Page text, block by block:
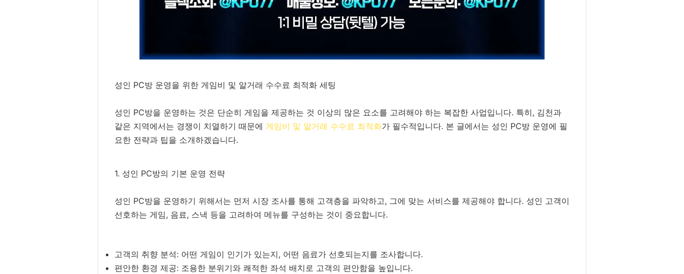
성인 PC방 운영을 위한 게임비 및 알거래 수수료 최적화 세팅
성인 PC방을 운영하는 것은 단순히 게임을 제공하는 것 이상의 많은 요소를 고려해야 하는 복잡한 사업입니다. 특히, 김천과
같은 지역에서는 경쟁이 치열하기 때문에 게임비 및 알거래 수수료 최적화가 필수적입니다. 본 글에서는 성인 PC방 운영에 필
요한 전략과 팁을 소개하겠습니다.
1. 성인 PC방의 기본 운영 전략
성인 PC방을 운영하기 위해서는 먼저 시장 조사를 통해 고객층을 파악하고, 그에 맞는 서비스를 제공해야 합니다. 성인 고객이
선호하는 게임, 음료, 스낵 등을 고려하여 메뉴를 구성하는 것이 중요합니다.
고객의 취향 분석: 어떤 게임이 인기가 있는지, 어떤 음료가 선호되는지를 조사합니다.
편안한 환경 제공: 조용한 분위기와 쾌적한 좌석 배치로 고객의 편안함을 높입니다.